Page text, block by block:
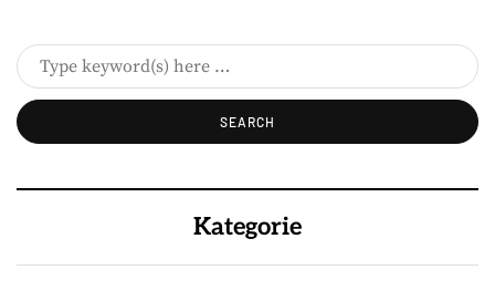
Kategorie